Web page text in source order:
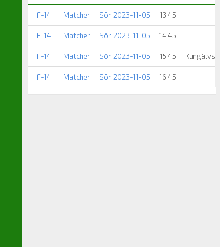
F-14 Matcher Sön 2023-11-05 13:45
F-14 Matcher Sön 2023-11-05 14:45
F-14 Matcher Sön 2023-11-05 15:45 Kungälvs
F-14 Matcher Sön 2023-11-05 16:45